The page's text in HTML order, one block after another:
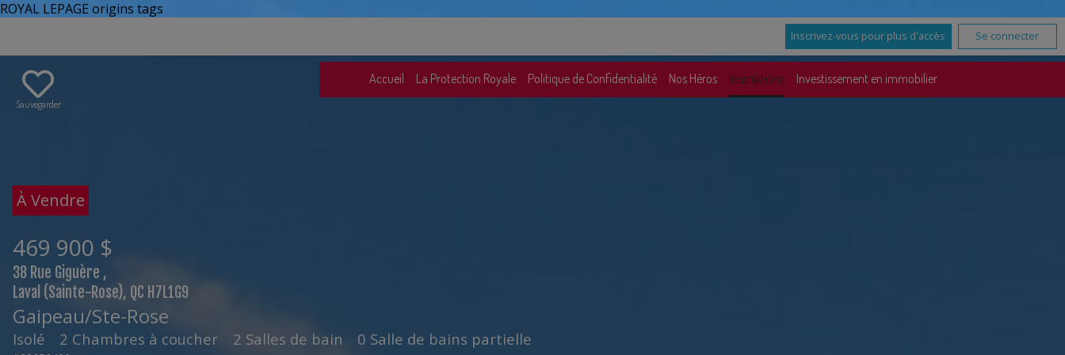
ROYAL LEPAGE origins tags
Inscrivez-vous pour plus d'accès Se connecter
Accueil La Protection Royale Politique de Confidentialité Nos Héros Inscriptions Investissement en immobilier
Sauvegarder
À Vendre
469 900 $
38 Rue Giguère ,
Laval (Sainte-Rose), QC H7L1G9
Gaipeau/Ste-Rose
Isolé 2 Chambres à coucher 2 Salles de bain 0 Salle de bains partielle